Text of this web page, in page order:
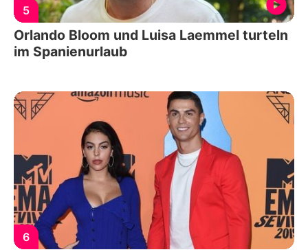
5
Orlando Bloom und Luisa Laemmel turteln
im Spanienurlaub
6